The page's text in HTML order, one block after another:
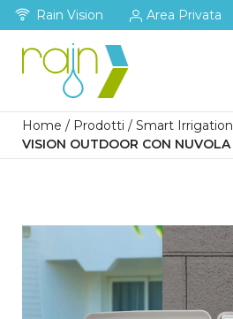
Rain Vision Area Privata
Home / Prodotti / Smart Irrigation
VISION OUTDOOR CON NUVOLA